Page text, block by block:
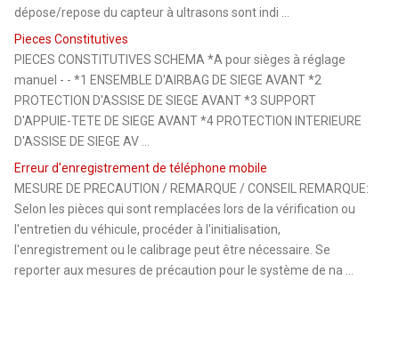
dépose/repose du capteur à ultrasons sont indi ...
Pieces Constitutives
PIECES CONSTITUTIVES SCHEMA *A pour sièges à réglage
manuel - - *1 ENSEMBLE D'AIRBAG DE SIEGE AVANT *2
PROTECTION D'ASSISE DE SIEGE AVANT *3 SUPPORT
D'APPUIE-TETE DE SIEGE AVANT *4 PROTECTION INTERIEURE
D'ASSISE DE SIEGE AV ...
Erreur d'enregistrement de téléphone mobile
MESURE DE PRECAUTION / REMARQUE / CONSEIL REMARQUE:
Selon les pièces qui sont remplacées lors de la vérification ou
l'entretien du véhicule, procéder à l'initialisation,
l'enregistrement ou le calibrage peut être nécessaire. Se
reporter aux mesures de précaution pour le système de na ...